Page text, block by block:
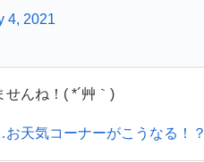
4, 2021
んね！( *´艸｀)
天気コーナーがこうなる！？